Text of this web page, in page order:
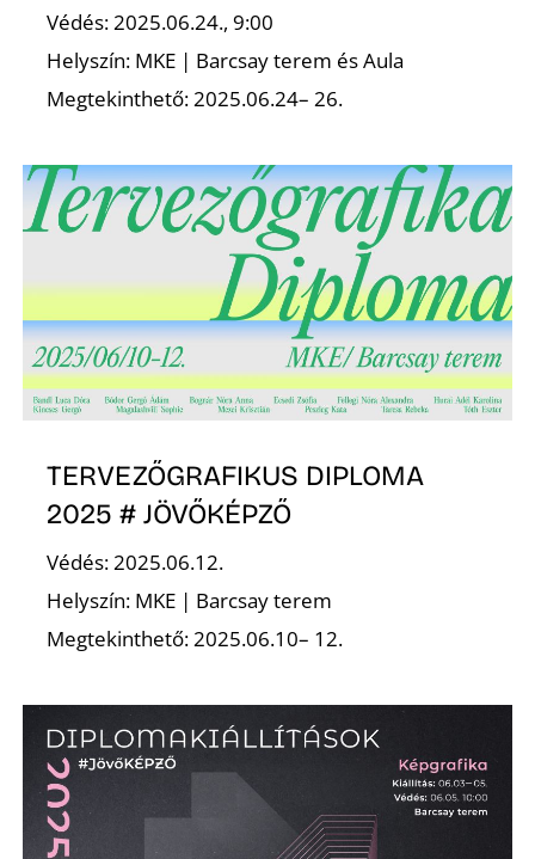
Védés: 2025.06.24., 9:00
Helyszín: MKE | Barcsay terem és Aula
Megtekinthető: 2025.06.24– 26.
TERVEZŐGRAFIKUS DIPLOMA
2025 # JÖVŐKÉPZŐ
Védés: 2025.06.12.
Helyszín: MKE | Barcsay terem
Megtekinthető: 2025.06.10– 12.